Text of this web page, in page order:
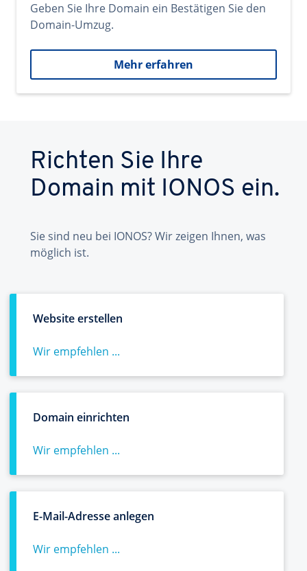
Geben Sie Ihre Domain ein Bestätigen Sie den
Domain-Umzug.
Mehr erfahren
Richten Sie Ihre
Domain mit IONOS ein.
Sie sind neu bei IONOS? Wir zeigen Ihnen, was
möglich ist.
Website erstellen
Wir empfehlen ...
Domain einrichten
Wir empfehlen ...
E-Mail-Adresse anlegen
Wir empfehlen ...